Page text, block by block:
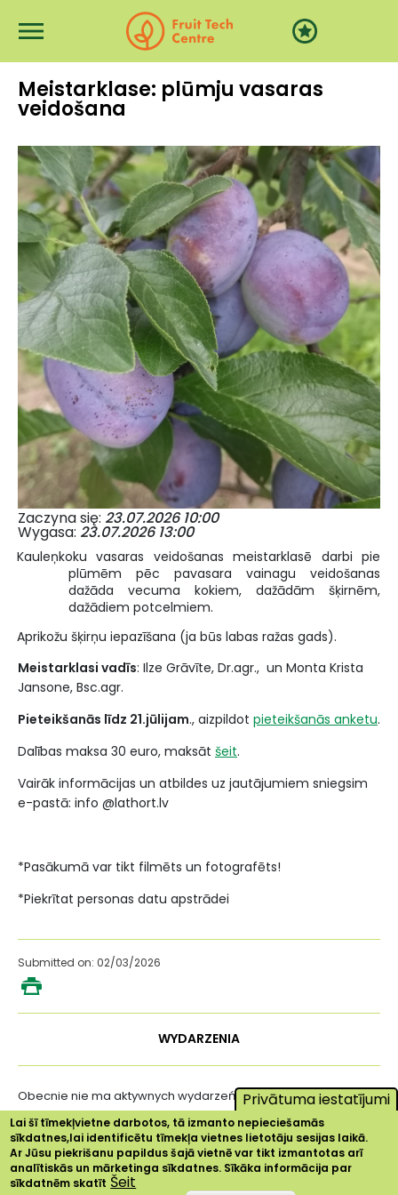
Meistarklase: plūmju vasaras
veidošana
Zaczyna się 23.07.2026 10:00
Wygasa 23.07.2026 13:00
Kauleņkoku vasaras veidošanas meistarklasē darbi pie
plūmēm pēc pavasara vainagu veidošanas
dažāda vecuma kokiem, dažādām šķirnēm,
dažādiem potcelmiem.
Aprikožu šķirņu iepazīšana (ja būs labas ražas gads).
Meistarklasi vadīs: Ilze Grāvīte, Dr.agr., un Monta Krista
Jansone, Bsc.agr.
Pieteikšanās līdz 21.jūlijam., aizpildot pieteikšanās anketu.
Dalības maksa 30 euro, maksāt šeit.
Vairāk informācijas un atbildes uz jautājumiem sniegsim
e-pastā: info @lathort.lv
*Pasākumā var tikt filmēts un fotografēts!
*Piekrītat personas datu apstrādei
Submitted on: 02/03/2026
WYDARZENIA
Obecnie nie ma aktywnych wydarzeń ...Privātuma iestatījumi
Lai šī tīmekļvietne darbotos, tā izmanto nepieciešamās
sīkdatnes,lai identificētu tīmekļa vietnes lietotāju sesijas laikā.
Ar Jūsu piekrišanu papildus šajā vietnē var tikt izmantotas arī
analītiskās un mārketinga sīkdatnes. Sīkāka informācija par
sīkdatnēm skatīt Šeit